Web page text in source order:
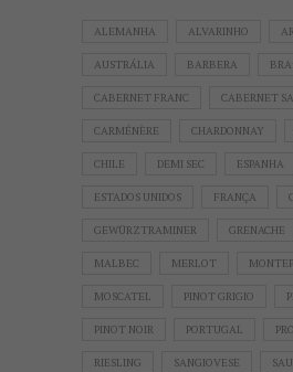
ALEMANHA ALVARINHO
AUSTRÁLIA BARBERA
CABERNET FRANC CABERNET
CARMÉNÈRE CHARDONNAY
CHILE DEMI SEC ESPANHA
ESTADOS UNIDOS FRANÇA
GEWÜRZTRAMINER GRENACHE
MALBEC MERLOT
MOSCATEL PINOT GRIGIO
PINOT NOIR PORTUGAL
RIESLING SANGIOVESE